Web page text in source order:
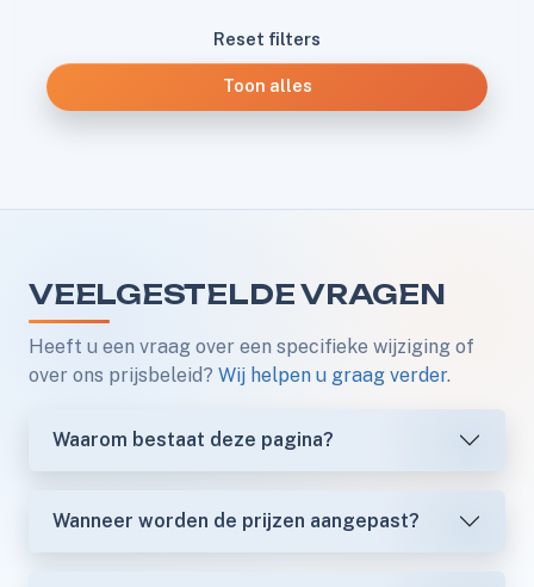
Reset filters
Toon alles
VEELGESTELDE VRAGEN
Heeft u een vraag over een specifieke wijziging of
over ons prijsbeleid? Wij helpen u graag verder.
Waarom bestaat deze pagina?
Wanneer worden de prijzen aangepast?